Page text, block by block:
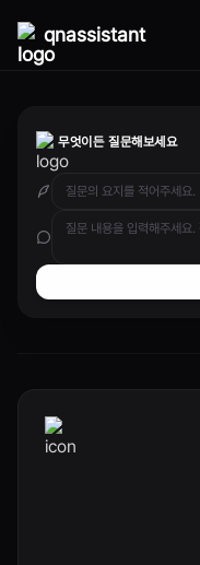
qnassistant
무엇이든 질문해보세요